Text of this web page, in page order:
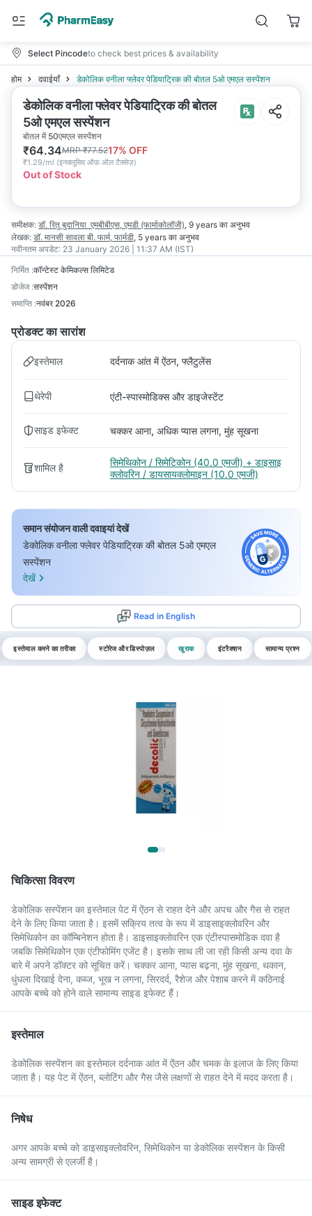
Select Pincodeto check best prices & availability
होम दवाईयाँ डेकोलिक वनीला फ्लेवर पेडियाट्रिक की बोतल 5ओ एमएल सस्पेंशन
डेकोलिक वनीला फ्लेवर पेडियाट्रिक की बोतल
5ओ एमएल सस्पेंशन
बोतल में 50एमएल सस्पेंशन
₹64.34MRP₹77.5217% OFF
₹1.29/ml (इनक्लूसिव ऑफ़ ऑल टैक्सेज़)
Out of Stock
समीक्षक: डॉ. रितु बुदानिया एमबीबीएस, एमडी (फार्माकोलॉजी), 9 years का अनुभव
लेखक: डॉ. मानसी सावला बी. फार्म, फार्मडी, 5 years का अनुभव
नवीनतम अपडेट: 23 January 2026 | 11:37 AM (IST)
निर्मित :कॉन्टेस्ट केमिकल्स लिमिटेड
डोजेज :सस्पेंशन
समाप्ति :नवंबर 2026
प्रोडक्ट का सारांश
इस्तेमाल दर्दनाक आंत में ऐंठन, फ्लैटुलेंस
थेरेपी एंटी-स्पास्मोडिक्स और डाइजेस्टेंट
साइड इफेक्ट चक्कर आना, अधिक प्यास लगना, मुंह सूखना
शामिल है
सिमेथिकोन / सिमेटिकोन (40.0 एमजी) + डाइसाइ
क्लोवरिन / डायसायक्लोमाइन (10.0 एमजी)
समान संयोजन वाली दवाइयां देखें
डेकोलिक वनीला फ्लेवर पेडियाट्रिक की बोतल 5ओ एमएल
सस्पेंशन
देखें
Read in English
इस्तेमाल करने का तरीका स्टोरेज और डिस्पोज़ल खुराक इंटरैक्शन सामान्य प्रश्न
चिकित्सा विवरण
डेकोलिक सस्पेंशन का इस्तेमाल पेट में ऐंठन से राहत देने और अपच और गैस से राहत
देने के लिए किया जाता है। इसमें सक्रिय तत्व के रूप में डाइसाइक्लोवरिन और
सिमेथिकोन का कॉम्बिनेशन होता है। डाइसाइक्लोवरिन एक एंटीस्पासमोडिक दवा है
जबकि सिमेथिकोन एक एंटीफोमिंग एजेंट है। इसके साथ ली जा रही किसी अन्य दवा के
बारे में अपने डॉक्टर को सूचित करें। चक्कर आना, प्यास बढ़ना, मुंह सूखना, थकान,
धुंधला दिखाई देना, कब्ज, भूख न लगना, सिरदर्द, रैशेज और पेशाब करने में कठिनाई
आपके बच्चे को होने वाले सामान्य साइड इफेक्ट हैं।
इस्तेमाल
डेकोलिक सस्पेंशन का इस्तेमाल दर्दनाक आंत में ऐंठन और चमक के इलाज के लिए किया
जाता है। यह पेट में ऐंठन, ब्लोटिंग और गैस जैसे लक्षणों से राहत देने में मदद करता है।
निषेध
अगर आपके बच्चे को डाइसाइक्लोवरिन, सिमेथिकोन या डेकोलिक सस्पेंशन के किसी
अन्य सामग्री से एलर्जी है।
साइड इफेक्ट